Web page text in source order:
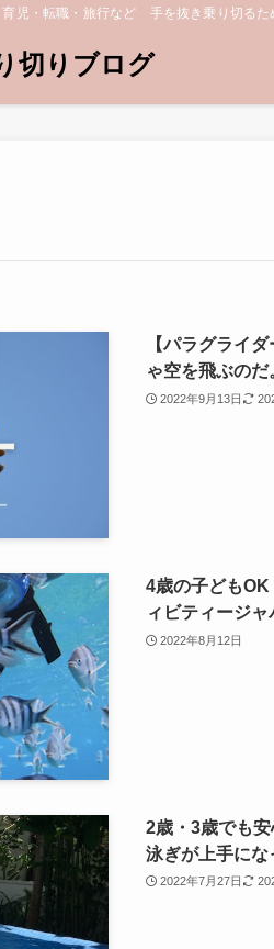
児・転職・旅行など 手を抜き乗り切るた
切りブログ
【パラグライ
ゃ空を飛ぶのだ
2022年9月13日
4歳の子ども
ィビティージャ
2022年8月12日
2歳・3歳でも
泳ぎが上手にな
2022年7月27日